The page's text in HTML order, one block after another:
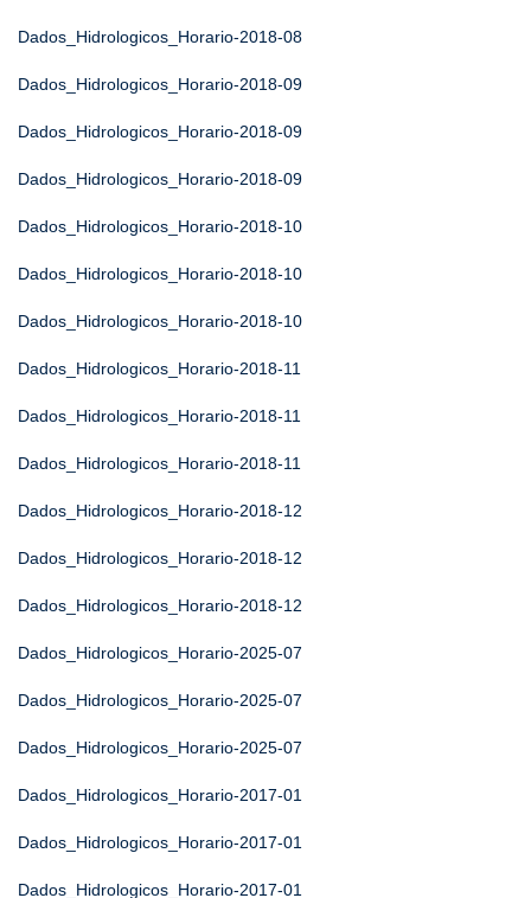
Dados_Hidrologicos_Horario-2018-08
Dados_Hidrologicos_Horario-2018-09
Dados_Hidrologicos_Horario-2018-09
Dados_Hidrologicos_Horario-2018-09
Dados_Hidrologicos_Horario-2018-10
Dados_Hidrologicos_Horario-2018-10
Dados_Hidrologicos_Horario-2018-10
Dados_Hidrologicos_Horario-2018-11
Dados_Hidrologicos_Horario-2018-11
Dados_Hidrologicos_Horario-2018-11
Dados_Hidrologicos_Horario-2018-12
Dados_Hidrologicos_Horario-2018-12
Dados_Hidrologicos_Horario-2018-12
Dados_Hidrologicos_Horario-2025-07
Dados_Hidrologicos_Horario-2025-07
Dados_Hidrologicos_Horario-2025-07
Dados_Hidrologicos_Horario-2017-01
Dados_Hidrologicos_Horario-2017-01
Dados_Hidrologicos_Horario-2017-01